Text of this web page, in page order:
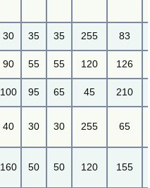
30 35 35 255 83
90 55 55 120 126
100 95 65 45 210
40 30 30 255 65
160 50 50 120 155